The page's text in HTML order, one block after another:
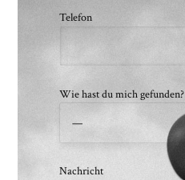
Telefon
Wie hast du mich gefunden?
Nachricht